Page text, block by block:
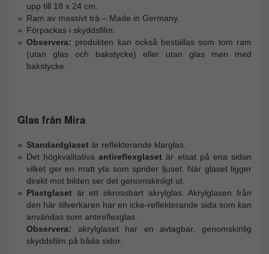
upp till 18 x 24 cm.
Ram av massivt trä – Made in Germany.
Förpackas i skyddsfilm.
Observera: produkten kan också beställas som tom ram
(utan glas och bakstycke) eller utan glas men med
bakstycke.
Glas från Mira
Standardglaset är reflekterande klarglas.
Det högkvalitativaantireflexglaset är etsat på ena sidan
vilket ger en matt yta som sprider ljuset. När glaset ligger
direkt mot bilden ser det genomskinligt ut.
Plastglaset är ett okrossbart akrylglas. Akrylglasen från
den här tillverkaren har en icke-reflekterande sida som kan
användas som antireflexglas.
Observera: akrylglaset har en avtagbar, genomskinlig
skyddsfilm på båda sidor.